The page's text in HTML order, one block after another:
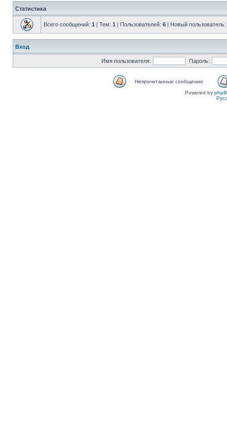
Статистика
Всего сообщений: 1 | Тем: 1 | Пользователей: 6 | Новый пользователь:
Вход
Имя пользователя: Пароль:
Непрочитанные сообщения
Powered by